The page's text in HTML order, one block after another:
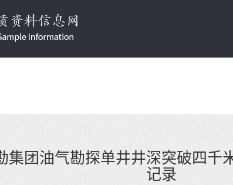
集团油气勘探单井井深突破四千
记录